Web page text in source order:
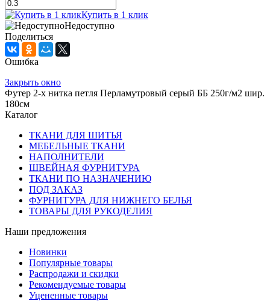
Купить в 1 клик
Недоступно
Поделиться
Ошибка
Закрыть окно
Футер 2-х нитка петля Перламутровый серый ББ 250г/м2 шир.
180см
Каталог
ТКАНИ ДЛЯ ШИТЬЯ
МЕБЕЛЬНЫЕ ТКАНИ
НАПОЛНИТЕЛИ
ШВЕЙНАЯ ФУРНИТУРА
ТКАНИ ПО НАЗНАЧЕНИЮ
ПОД ЗАКАЗ
ФУРНИТУРА ДЛЯ НИЖНЕГО БЕЛЬЯ
ТОВАРЫ ДЛЯ РУКОДЕЛИЯ
Наши предложения
Новинки
Популярные товары
Распродажи и скидки
Рекомендуемые товары
Уцененные товары